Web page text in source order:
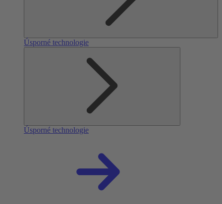
Úsporné technologie
Úsporné technologie